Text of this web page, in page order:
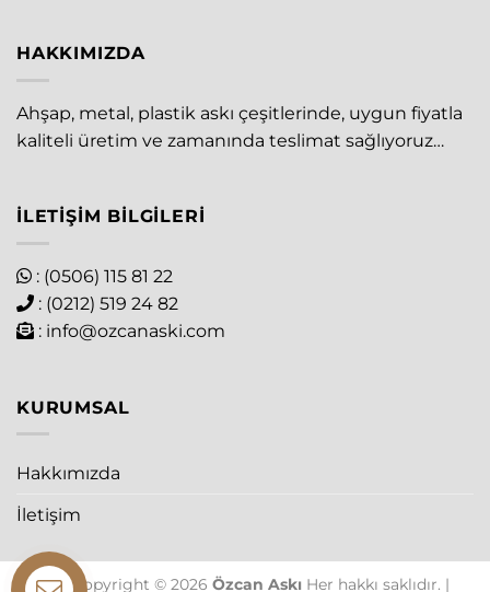
HAKKIMIZDA
Ahşap, metal, plastik askı çeşitlerinde, uygun fiyatla
kaliteli üretim ve zamanında teslimat sağlıyoruz…
İLETIŞIM BILGILERI
: (0506) 115 81 22
: (0212) 519 24 82
: info@ozcanaski.com
KURUMSAL
Hakkımızda
İletişim
The Copyright © 2026 Özcan Askı Her hakkı saklıdır. |